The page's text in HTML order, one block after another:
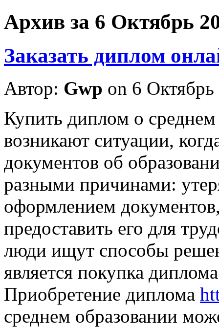
Архив за 6 Октябрь
Заказать диплом
Автор: Gwp on 6
Купить диплoм o
возникают ситуации,
документов об
разными причинами:
оформлением
предоставить его для
люди ищут способы
является покупка
Приобретение диплома
среднем образовании